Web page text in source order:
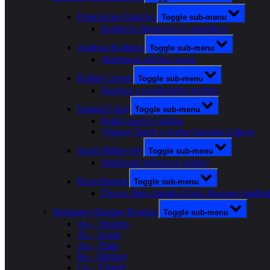
Franciscius Francisci Toggle sub-menu
Kolekcia filigránskych gombíkov
Andreas Kolbány Toggle sub-menu
Strieborná reliéfna spona
Krištof Lehner Toggle sub-menu
Kanvica z pozláteného striebra
Samuel Libay Toggle sub-menu
Pokál Jozefa Glabitsa
Vlasový šperk v tvorbe Samuela Libaya
Karol Miškovský Toggle sub-menu
Strieborné príborové solitéry
Pavol Renner Toggle sub-menu
Život a dielo zlatníka Pavla Rennera
Bohatstvo Banskej Bystrice Toggle sub-menu
Ag – Striebro
As – Arzén
Au – Zlato
Ba – Bárium
Ca – Vápnik